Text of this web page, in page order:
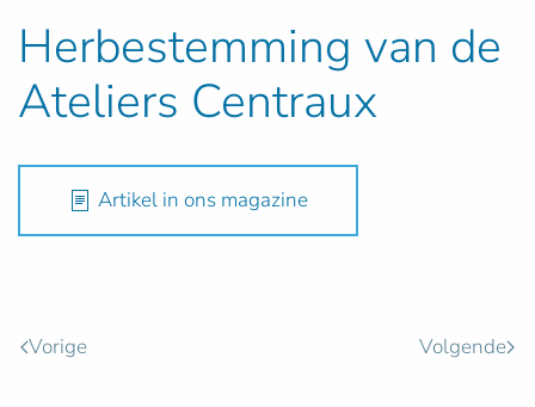
Herbestemming van de
Ateliers Centraux
Artikel in ons magazine
Vorige Volgende